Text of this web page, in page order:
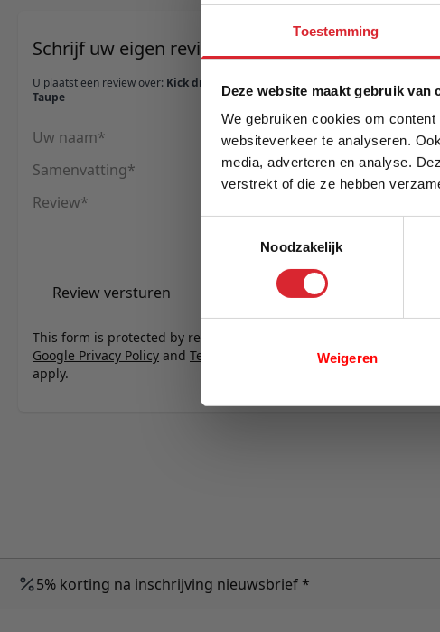
Toestemming
Deze website maakt gebruik van
We gebruiken cookies om
websiteverkeer te analyseren.
media, adverteren en analyse.
verstrekt of die ze hebben
Noodzakelijk
Weigeren
Schrijf uw eigen review
U plaatst een review over: Kick draaistoel Noel -
Taupe
Uw naam
Samenvatting
Review
Review versturen
This form is protected by reCAPTCHA - the
Google Privacy Policy and Terms of Service
apply.
5% korting na inschrijving nieuwsbrief *